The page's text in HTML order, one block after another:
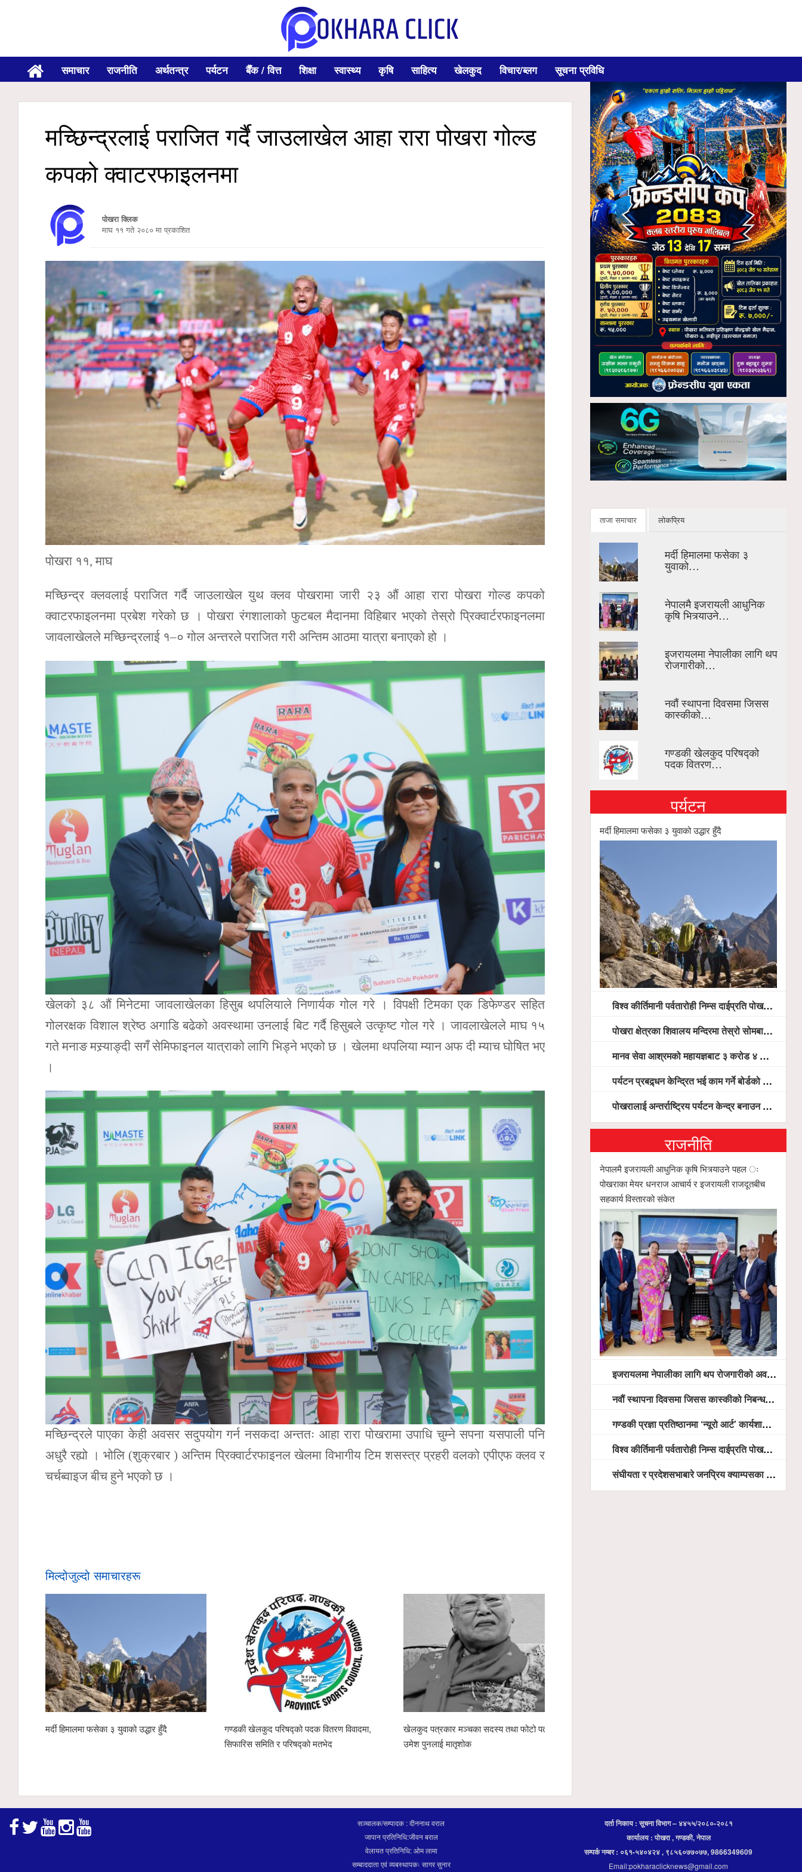
समाचार राजनीति अर्थतन्त्र पर्यटन बैँक / वित्त शिक्षा स्वास्थ्य कृषि साहित्य खेलकुद विचार/ब्लग सूचना प्रविधि
मच्छिन्द्रलाई पराजित गर्दै जाउलाखेल आहा रारा पोखरा गोल्ड
कपको क्वाटरफाइलनमा
पोखरा क्लिक
माघ ११ गते २०८० मा प्रकाशित
पोखरा ११, माघ
मच्छिन्द्र क्लवलाई पराजित गर्दै जाउलाखेल युथ क्लव पोखरामा जारी २३ औं आहा रारा पोखरा गोल्ड कपको
क्वाटरफाइलनमा प्रबेश गरेको छ । पोखरा रंगशालाको फुटबल मैदानमा विहिबार भएको तेस्रो प्रिक्वार्टरफाइनलमा
जावलाखेलले मच्छिन्द्रलाई १–० गोल अन्तरले पराजित गरी अन्तिम आठमा यात्रा बनाएको हो ।
खेलको ३८ औं मिनेटमा जावलाखेलका हिसुब थपलियाले निणार्यक गोल गरे । विपक्षी टिमका एक डिफेण्डर सहित
गोलरक्षक विशाल श्रेष्ठ अगाडि बढेको अवस्थामा उनलाई बिट गर्दै हिसुबले उत्कृष्ट गोल गरे । जावलाखेलले माघ १५
गते मनाङ मस्र्याङ्दी सगँ सेमिफाइनल यात्राको लागि भिड्ने भएको छ । खेलमा थपलिया म्यान अफ दी म्याच घोषित भए
।
मच्छिन्द्रले पाएका केही अवसर सदुपयोग गर्न नसकदा अन्ततः आहा रारा पोखरामा उपाधि चुम्ने सपना यसपाली पनि
अधुरै रह्यो । भोलि (शुक्रबार ) अन्तिम प्रिक्वार्टरफाइनल खेलमा विभागीय टिम शसस्त्र प्रहरी वलको एपीएफ क्लव र
चर्चब्वाइज बीच हुने भएको छ ।
मिल्दोजुल्दो समाचारहरू
मर्दी हिमालमा फसेका ३ युवाको उद्धार हुँदै
गण्डकी खेलकुद परिषद्को पदक वितरण विवादमा,
सिफारिस समिति र परिषद्को मतभेद
खेलकुद पत्रकार मञ्चका सदस्य तथा फोटो पत्रकार
उमेश पुनलाई मातृशोक
ताजा समाचार लोकप्रिय
मर्दी हिमालमा फसेका ३
युवाको…
नेपालमै इजरायली आधुनिक
कृषि भित्र्याउने…
इजरायलमा नेपालीका लागि थप
रोजगारीको…
नवौं स्थापना दिवसमा जिसस
कास्कीको…
गण्डकी खेलकुद परिषद्को
पदक वितरण…
पर्यटन
मर्दी हिमालमा फसेका ३ युवाको उद्धार हुँदै
विश्व कीर्तिमानी पर्वतारोही निम्स दाईप्रति पोखरामा श्रद्धाञ्जली, दीप प्रज्वलन गर्दै योगदानको प्रशंसा (भिडियो सहित)
पोखरा क्षेत्रका शिवालय मन्दिरमा तेस्रो सोमबार भक्तजनको बिहानैदेखि घुइँचो
मानव सेवा आश्रमको महायज्ञबाट ३ करोड ४ लाख ५९ हजार बचत, १ करोड ४४ लाख उठ्न बाँकी, विना संचार माध्यम तर प्रचार प्रसारमै भयो १९ लाख खर्च !
पर्यटन प्रबद्र्धन केन्द्रित भई काम गर्ने बोर्डको योजना छः सदस्य पोखरेल, चलिय पोखरालाई थप प्रभावकारी बनाउन होटल संघको माग
पोखरालाई अन्तर्राष्ट्रिय पर्यटन केन्द्र बनाउन पूर्वाधार, हवाई पहुँच र प्राकृतिक सम्पदाको संरक्षणमा सरकार केन्द्रित हुन्छः मन्त्री पौडेल
राजनीति
नेपालमै इजरायली आधुनिक कृषि भित्र्याउने पहल ः
पोखराका मेयर धनराज आचार्य र इजरायली राजदूतबीच
सहकार्य विस्तारको संकेत
इजरायलमा नेपालीका लागि थप रोजगारीको अवसर विस्तार गरिने ः राजदूत बास
नवौं स्थापना दिवसमा जिसस कास्कीको निबन्ध प्रतियोगिता
गण्डकी प्रज्ञा प्रतिष्ठानमा ‘न्यूरो आर्ट’ कार्यशाला, भाषा शुद्धता अभियानदेखि अनुसन्धान प्रवर्द्धनसम्मका कार्यक्रम हुँदै
विश्व कीर्तिमानी पर्वतारोही निम्स दाईप्रति पोखरामा श्रद्धाञ्जली, दीप प्रज्वलन गर्दै योगदानको प्रशंसा (भिडियो सहित)
संघीयता र प्रदेशसभाबारे जनप्रिय क्याम्पसका विद्यार्थीलाई अभिमुखीकरण
सञ्चालक/सम्पादक : दीननाथ वराल
जापान प्रतिनिधि:जीवन बराल
वेलायत प्रतिनिधि: ओम लामा
सम्बाददाता एवं व्यबस्थापकः सागर सुनार
दर्ता निकाय : सूचना विभाग – ४४५५/२०८०-२०८१
कार्यालय : पोखरा , गण्डकी, नेपाल
सम्पर्क नम्बर : ०६१-५४०४२४ , ९८५६०७७०७७, 9866349609
Email:pokharaclicknews@gmail.com